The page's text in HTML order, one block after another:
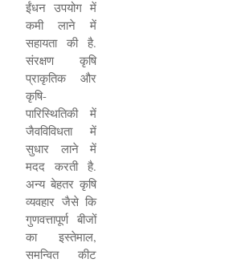
ईंधन उपयोग में
कमी लाने में
सहायता की है.
संरक्षण कृषि
प्राकृतिक और
कृषि-
पारिस्थितिकी में
जैवविविधता में
सुधार लाने में
मदद करती है.
अन्य बेहतर कृषि
व्यवहार जैसे कि
गुणवत्तापूर्ण बीजों
का इस्तेमाल,
समन्वित कीट